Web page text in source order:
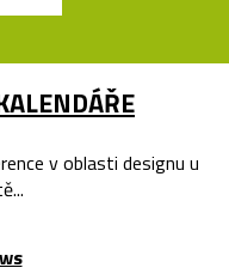
v oblasti designu u